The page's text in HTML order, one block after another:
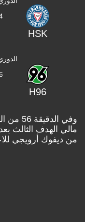
HSK
14
H96
16
وفي
مالي الهدف الثالث
من ديفوك أرويجي